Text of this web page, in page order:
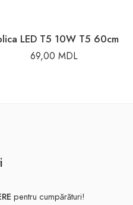
LED T5 10W T5 60cm
69,00 MDL
pentru cumpărături!